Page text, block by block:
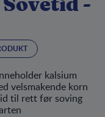
-
kalsium
velsmakende korn
til rett før soving